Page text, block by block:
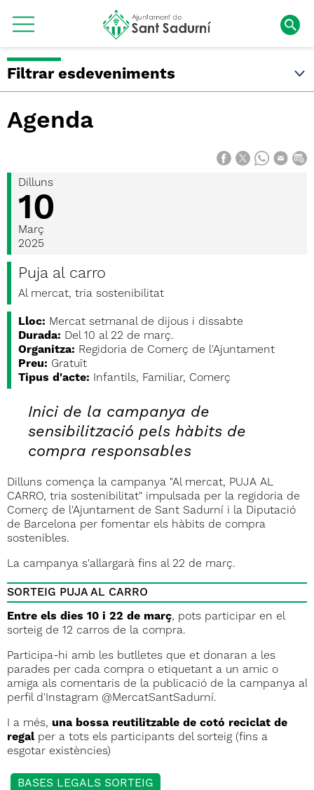
Filtrar esdeveniments
Agenda
Dilluns
10
Març
2025
Puja al carro
Al mercat, tria sostenibilitat
Lloc: Mercat setmanal de dijous i dissabte
Durada: Del 10 al 22 de març.
Organitza: Regidoria de Comerç de l'Ajuntament
Preu: Gratuït
Tipus d'acte:
Infantils, Familiar, Comerç
Inici de la campanya de
sensibilització pels hàbits de
compra responsables
Dilluns comença la campanya "Al mercat, PUJA AL
CARRO, tria sostenibilitat" impulsada per la regidoria de
Comerç de l'Ajuntament de Sant Sadurní i la Diputació
de Barcelona per fomentar els hàbits de compra
sostenibles.
La campanya s'allargarà fins al 22 de març.
SORTEIG PUJA AL CARRO
Entre els dies 10 i 22 de març, pots participar en el
sorteig de 12 carros de la compra.
Participa-hi amb les butlletes que et donaran a les
parades per cada compra o etiquetant a un amic o
amiga als comentaris de la publicació de la campanya al
perfil d'Instagram @MercatSantSadurní.
I a més, una bossa reutilitzable de cotó reciclat de
regalper a tots els participants del sorteig (fins a
esgotar existències)
BASES LEGALS SORTEIG